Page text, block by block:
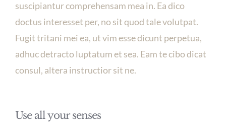
suscipiantur comprehensam mea in. Ea dico
doctus interesset per, no sit quod tale volutpat.
Fugit tritani mei ea, ut vim esse dicunt perpetua,
adhuc detracto luptatum et sea. Eam te cibo dicat
consul, altera instructior sit ne.
Use all your senses